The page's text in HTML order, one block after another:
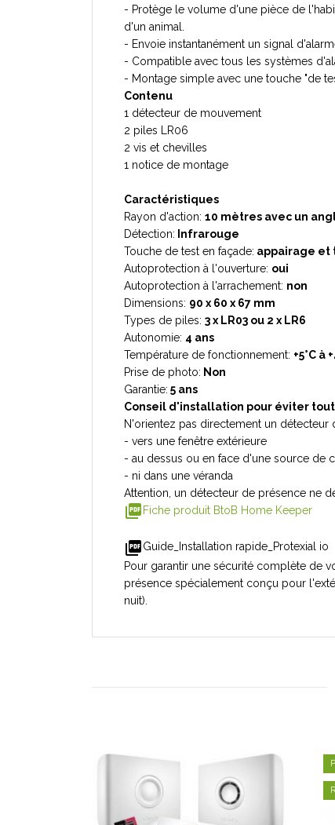
- Protège le volume d'une pièce de
d'un animal.
- Envoie instantanément un signal
- Compatible avec tous les systèmes
- Montage simple avec une touche "de
Contenu
1 détecteur de mouvement
2 piles LR06
2 vis et chevilles
1 notice de montage
Caractéristiques
Rayon d'action: 10 mètres avec un
Détection: Infrarouge
Touche de test en façade: appairage et
Autoprotection à l'ouverture: oui
Autoprotection à l'arrachement: non
Dimensions: 90 x 60 x 67 mm
Types de piles: 3 x LR03 ou 2 x LR6
Autonomie: 4 ans
Température de fonctionnement: +5°C à
Prise de photo: Non
Garantie: 5 ans
Conseil d'installation pour éviter
N'orientez pas directement un détecteur
- vers une fenêtre extérieure
- au dessus ou en face d'une source de
- ni dans une véranda
Attention, un détecteur de présence ne
picture_as_pdf Fiche produit BtoB Home Keeper
picture_as_pdfGuide_Installation rapide_Protexial io
Pour garantir une sécurité complète de
présence spécialement conçu pour
nuit).